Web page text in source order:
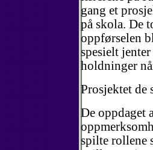
gang et
på skola. De
oppførselen
spesielt
holdninger
Prosjektet de
De oppdaget
spilte rollene